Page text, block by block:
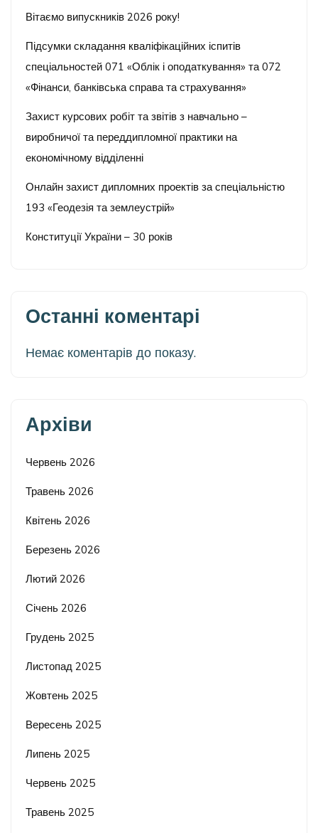
Вітаємо випускників 2026 року!
Підсумки складання кваліфікаційних іспитів
спеціальностей 071 «Облік і оподаткування» та 072
«Фінанси, банківська справа та страхування»
Захист курсових робіт та звітів з навчально –
виробничої та переддипломної практики на
економічному відділенні
Онлайн захист дипломних проектів за спеціальністю
193 «Геодезія та землеустрій»
Конституції України – 30 років
Останні коментарі
Немає коментарів до показу.
Архіви
Червень 2026
Травень 2026
Квітень 2026
Березень 2026
Лютий 2026
Січень 2026
Грудень 2025
Листопад 2025
Жовтень 2025
Вересень 2025
Липень 2025
Червень 2025
Травень 2025